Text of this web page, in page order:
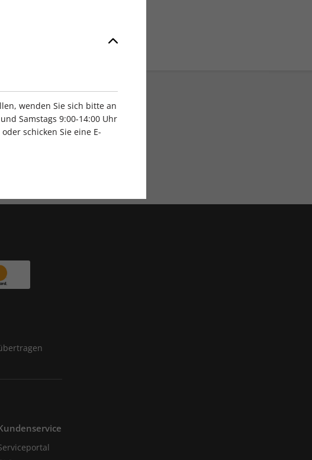
wenden Sie sich bitte an
Samstags 9:00-14:00 Uhr
schicken Sie eine E-